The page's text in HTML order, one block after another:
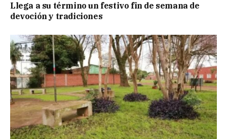
Llega a su término un festivo fin de semana de
devoción y tradiciones